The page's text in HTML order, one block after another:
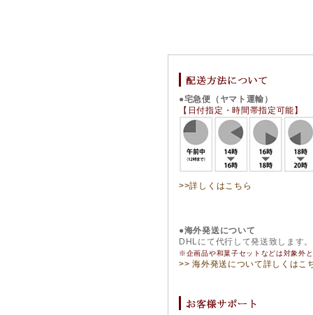
●宅急便（ヤマト運輸）
【日付指定・時間帯指定可能】
>>詳しくはこちら
●海外発送について
DHLにて代行して発送致します。
※企画品や和菓子セットなどは対象外
>> 海外発送について詳しくはこ